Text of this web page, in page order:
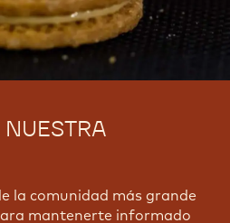
la comunidad más grande
mantenerte informado